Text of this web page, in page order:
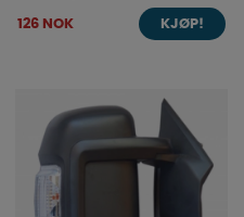
126 NOK KJØP!